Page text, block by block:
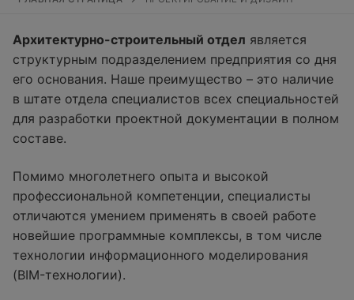
Архитектурно-строительный отдел является
структурным подразделением предприятия со дня
его основания. Наше преимущество – это наличие
в штате отдела специалистов всех специальностей
для разработки проектной документации в полном
составе.
Помимо многолетнего опыта и высокой
профессиональной компетенции, специалисты
отличаются умением применять в своей работе
новейшие программные комплексы, в том числе
технологии информационного моделирования
(BIM-технологии).